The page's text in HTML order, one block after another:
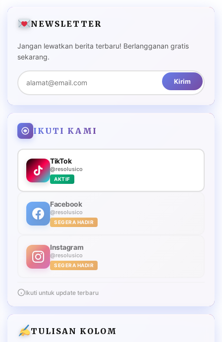
NEWSLETTER
Jangan lewatkan berita terbaru! Berlangganan gratis
sekarang.
Kirim
IKUTI KAMI
TikTok
@resolusico
AKTIF
Facebook
@resolusico
SEGERA HADIR
Instagram
@resolusico
SEGERA HADIR
Ikuti untuk update terbaru
TULISAN KOLOM